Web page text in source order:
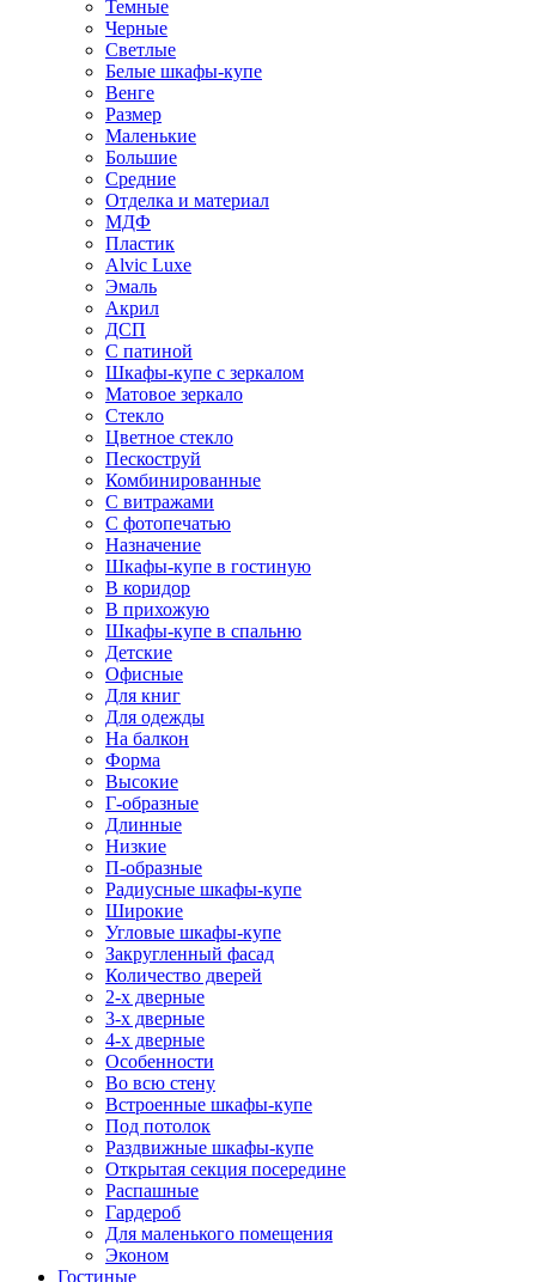
Темные
Черные
Светлые
Белые шкафы-купе
Венге
Размер
Маленькие
Большие
Средние
Отделка и материал
МДФ
Пластик
Alvic Luxe
Эмаль
Акрил
ДСП
С патиной
Шкафы-купе с зеркалом
Матовое зеркало
Стекло
Цветное стекло
Пескоструй
Комбинированные
С витражами
С фотопечатью
Назначение
Шкафы-купе в гостиную
В коридор
В прихожую
Шкафы-купе в спальню
Детские
Офисные
Для книг
Для одежды
На балкон
Форма
Высокие
Г-образные
Длинные
Низкие
П-образные
Радиусные шкафы-купе
Широкие
Угловые шкафы-купе
Закругленный фасад
Количество дверей
2-х дверные
3-х дверные
4-х дверные
Особенности
Во всю стену
Встроенные шкафы-купе
Под потолок
Раздвижные шкафы-купе
Открытая секция посередине
Распашные
Гардероб
Для маленького помещения
Эконом
Гостиные